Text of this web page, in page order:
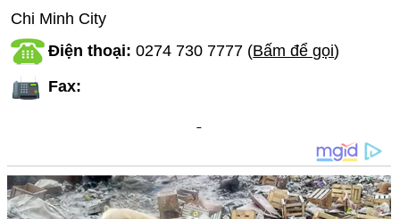
Chi Minh City
Điện thoại:0274 730 7777 (Bấm để gọi)
Fax: